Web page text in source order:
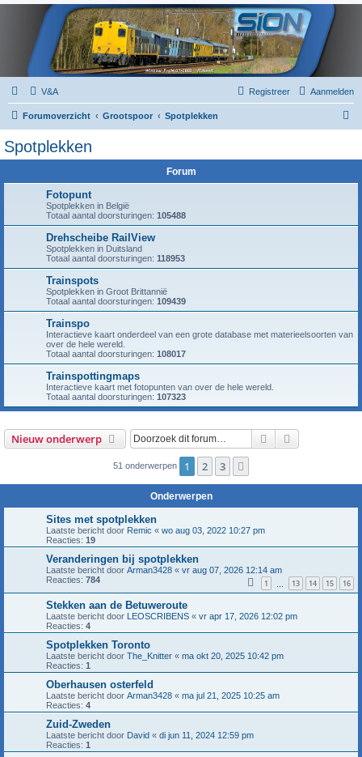
V&A Aanmelden
Registreer
Forumoverzicht Grootspoor Spotplekken
Spotplekken
Forum
Fotopunt
Spotplekken in België
Totaal aantal doorsturingen: 105488
Drehscheibe RailView
Spotplekken in Duitsland
Totaal aantal doorsturingen: 118953
Trainspots
Spotplekken in Groot Brittannië
Totaal aantal doorsturingen: 109439
Trainspo
Interactieve kaart onderdeel van een grote database met materieelsoorten van
over de hele wereld.
Totaal aantal doorsturingen: 108017
Trainspottingmaps
Interactieve kaart met fotopunten van over de hele wereld.
Totaal aantal doorsturingen: 107323
Nieuw onderwerp Zoek
51 onderwerpen 1 2 3
Onderwerpen
Sites met spotplekken
Laatste bericht door Remic « wo aug 03, 2022 10:27 pm
Reacties: 19
Veranderingen bij spotplekken
Laatste bericht door Arman3428 « vr aug 07, 2026 12:14 am
Reacties: 784 1 13 14 15 16
Stekken aan de Betuweroute
Laatste bericht door LEOSCRIBENS « vr apr 17, 2026 12:02 pm
Reacties: 4
Spotplekken Toronto
Laatste bericht door The_Knitter « ma okt 20, 2025 10:42 pm
Reacties: 1
Oberhausen osterfeld
Laatste bericht door Arman3428 « ma jul 21, 2025 10:25 am
Reacties: 4
Zuid-Zweden
Laatste bericht door David « di jun 11, 2024 12:59 pm
Reacties: 1